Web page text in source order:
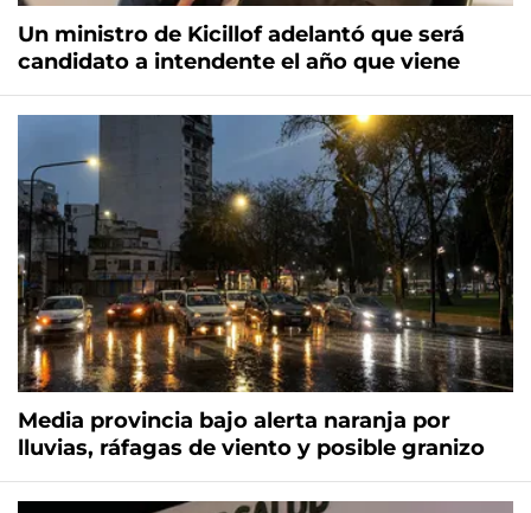
Un ministro de Kicillof adelantó que será
candidato a intendente el año que viene
Media provincia bajo alerta naranja por
lluvias, ráfagas de viento y posible granizo